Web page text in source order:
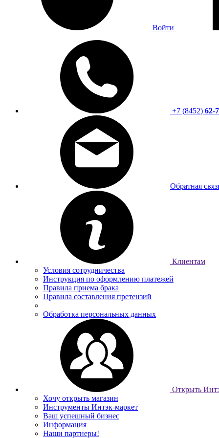
Войти
+7 (8452) 62-
Обратная
Клиентам
Условия сотрудничества
Инструкция по оформлению платежей
Правила приема брака
Правила составления претензий
Обработка персональных данных
Открыть
Хочу открыть магазин
Инструменты Интэк-маркет
Ваш успешный бизнес
Информация
Наши партнеры!